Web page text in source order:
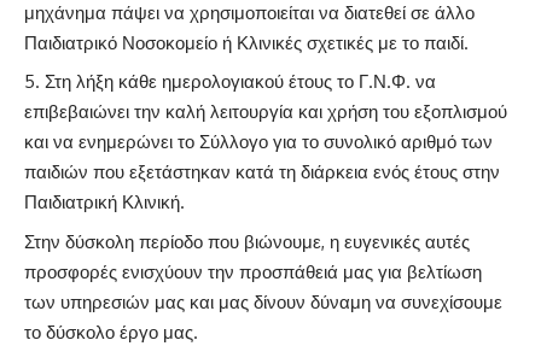
μηχάνημα πάψει να χρησιμοποιείται να διατεθεί σε άλλο
Παιδιατρικό Νοσοκομείο ή Κλινικές σχετικές με το παιδί.
Στη λήξη κάθε ημερολογιακού έτους το Γ.Ν.Φ. να
επιβεβαιώνει την καλή λειτουργία και χρήση του εξοπλισμού
και να ενημερώνει το Σύλλογο για το συνολικό αριθμό των
παιδιών που εξετάστηκαν κατά τη διάρκεια ενός έτους στην
Παιδιατρική Κλινική.
Στην δύσκολη περίοδο που βιώνουμε, η ευγενικές αυτές
προσφορές ενισχύουν την προσπάθειά μας για βελτίωση
των υπηρεσιών μας και μας δίνουν δύναμη να συνεχίσουμε
το δύσκολο έργο μας.